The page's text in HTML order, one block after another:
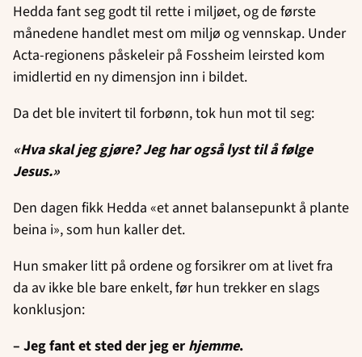
Hedda fant seg godt til rette i miljøet, og de første
månedene handlet mest om miljø og vennskap. Under
Acta-regionens påskeleir på Fossheim leirsted kom
imidlertid en ny dimensjon inn i bildet.
Da det ble invitert til forbønn, tok hun mot til seg:
«Hva skal jeg gjøre? Jeg har også lyst til å følge
Jesus.»
Den dagen fikk Hedda «et annet balansepunkt å plante
beina i», som hun kaller det.
Hun smaker litt på ordene og forsikrer om at livet fra
da av ikke ble bare enkelt, før hun trekker en slags
konklusjon:
– Jeg fant et sted der jeg er hjemme.